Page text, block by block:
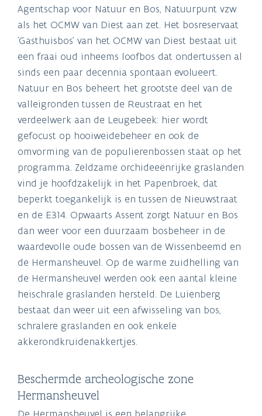
Agentschap voor Natuur en Bos, Natuurpunt vzw
als het OCMW van Diest aan zet. Het bosreservaat
'Gasthuisbos' van het OCMW van Diest bestaat uit
een fraai oud inheems loofbos dat ondertussen al
sinds een paar decennia spontaan evolueert.
Natuur en Bos beheert het grootste deel van de
valleigronden tussen de Reustraat en het
verdeelwerk aan de Leugebeek: hier wordt
gefocust op hooiweidebeheer en ook de
omvorming van de populierenbossen staat op het
programma. Zeldzame orchideeënrijke graslanden
vind je hoofdzakelijk in het Papenbroek, dat
beperkt toegankelijk is en tussen de Nieuwstraat
en de E314. Opwaarts Assent zorgt Natuur en Bos
dan weer voor een duurzaam bosbeheer in de
waardevolle oude bossen van de Wissenbeemd en
de Hermansheuvel. Op de warme zuidhelling van
de Hermansheuvel werden ook een aantal kleine
heischrale graslanden hersteld. De Luienberg
bestaat dan weer uit een afwisseling van bos,
schralere graslanden en ook enkele
akkerondkruidenakkertjes.
Beschermde archeologische zone
Hermansheuvel